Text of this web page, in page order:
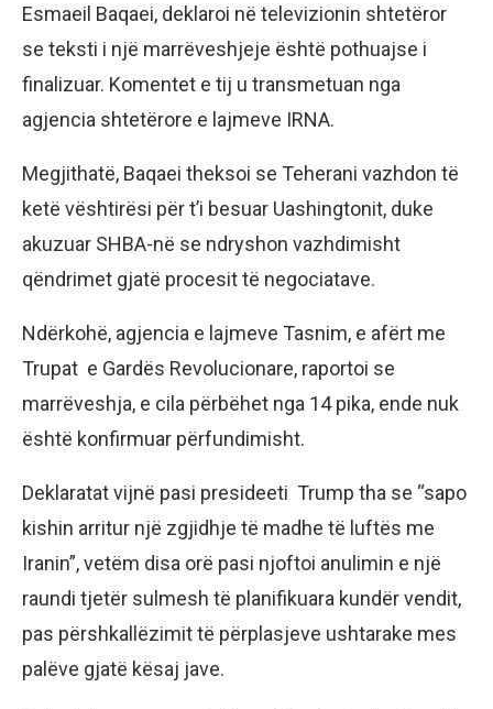
Esmaeil Baqaei, deklaroi në televizionin shtetëror
se teksti i një marrëveshjeje është pothuajse i
finalizuar. Komentet e tij u transmetuan nga
agjencia shtetërore e lajmeve IRNA.
Megjithatë, Baqaei theksoi se Teherani vazhdon të
ketë vështirësi për t’i besuar Uashingtonit, duke
akuzuar SHBA-në se ndryshon vazhdimisht
qëndrimet gjatë procesit të negociatave.
Ndërkohë, agjencia e lajmeve Tasnim, e afërt me
Trupat e Gardës Revolucionare, raportoi se
marrëveshja, e cila përbëhet nga 14 pika, ende nuk
është konfirmuar përfundimisht.
Deklaratat vijnë pasi presideeti Trump tha se “sapo
kishin arritur një zgjidhje të madhe të luftës me
Iranin”, vetëm disa orë pasi njoftoi anulimin e një
raundi tjetër sulmesh të planifikuara kundër vendit,
pas përshkallëzimit të përplasjeve ushtarake mes
palëve gjatë kësaj jave.